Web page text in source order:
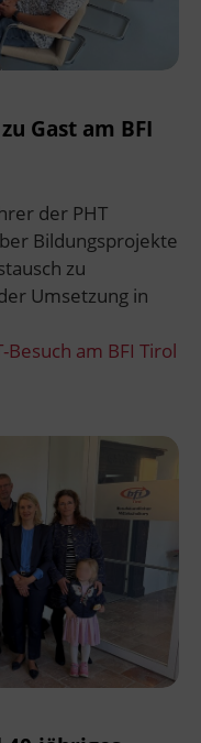
Gast am BFI
der PHT
Bildungsprojekte
zu
Umsetzung in
am BFI Tirol